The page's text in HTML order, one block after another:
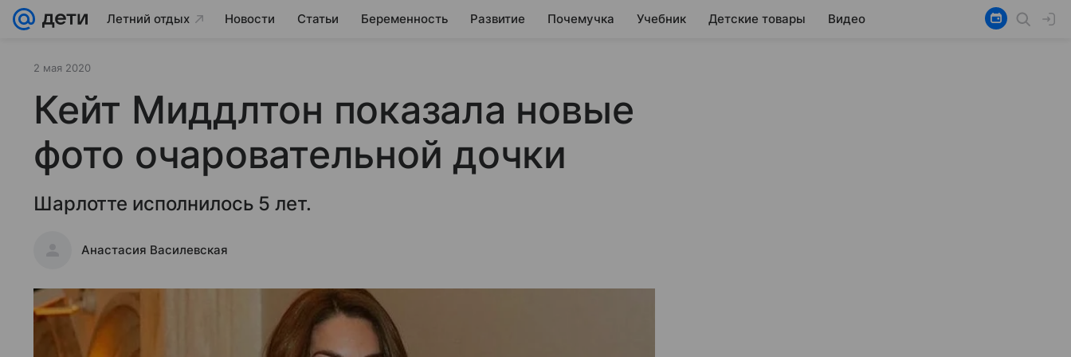
Летний отдых Новости Статьи Беременность Развитие Почемучка Учебник Детские товары Видео
2 мая 2020
Кейт Миддлтон показала новые
фото очаровательной дочки
Шарлотте исполнилось 5 лет.
Анастасия Василевская